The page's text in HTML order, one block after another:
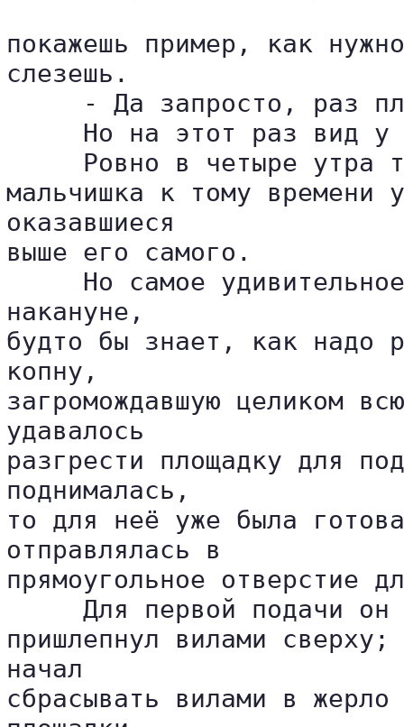
покажешь пример, как
слезешь.
- Да запросто, раз
Но на этот раз вид
Ровно в четыре утра
мальчишка к тому
оказавшиеся
выше его самого.
Но самое
накануне,
будто бы знает, как надо
копну,
загромождавшую целиком
удавалось
разгрести площадку для
поднималась,
то для неё уже была
отправлялась в
прямоугольное отверстие
Для первой подачи
пришлепнул вилами
начал
сбрасывать вилами в